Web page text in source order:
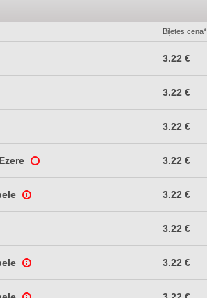
Biļetes cena*
3.22 €
3.22 €
3.22 €
3.22 €
3.22 €
3.22 €
3.22 €